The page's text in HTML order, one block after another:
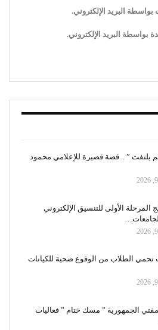
بواسطة البريد الإلكتروني.
بواسطة البريد الإلكتروني.
يلتفت ” .. قصة قصيرة للإعلامي محمود
المرحلة الأولى للتنسيق الإلكتروني
تحمي الطلاب من الوقوع ضحية للكيانات
الجمهورية ” مسك ختام ” فعاليات